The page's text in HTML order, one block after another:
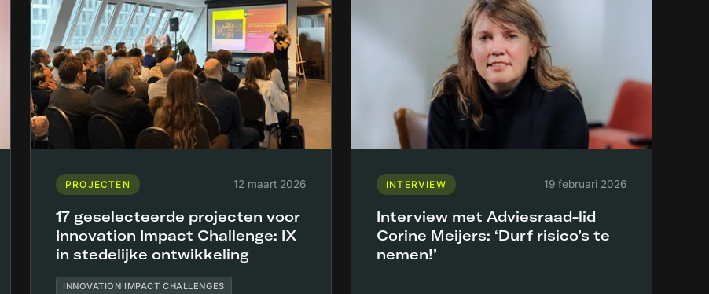
PROJECTEN 12 maart 2026
17 geselecteerde projecten voor
Innovation Impact Challenge: IX
in stedelijke ontwikkeling
INNOVATION IMPACT CHALLENGES
INTERVIEW 19 februari 2026
Interview met Adviesraad-lid
Corine Meijers: ‘Durf risico’s te
nemen!’